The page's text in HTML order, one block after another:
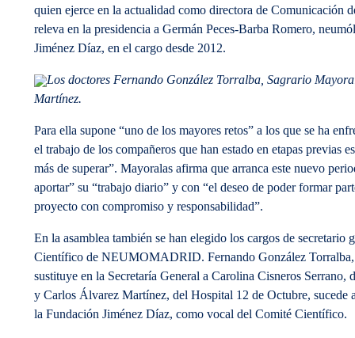
quien ejerce en la actualidad como directora de
releva en la presidencia a Germán Peces-Barba Romero,
Jiménez Díaz, en el cargo desde 2012.
Los doctores Fernando González Torralba, Sagrario
Martínez.
Para ella supone “uno de los mayores retos” a los que se ha
el trabajo de los compañeros que han estado en etapas previas
más de superar”. Mayoralas afirma que arranca este nuevo
aportar” su “trabajo diario” y con “el deseo de poder formar
proyecto con compromiso y responsabilidad”.
En la asamblea también se han elegido los cargos de secretario
Científico de NEUMOMADRID. Fernando González
sustituye en la Secretaría General a Carolina Cisneros Serrano,
y Carlos Álvarez Martínez, del Hospital 12 de Octubre, sucede
la Fundación Jiménez Díaz, como vocal del Comité Científico.